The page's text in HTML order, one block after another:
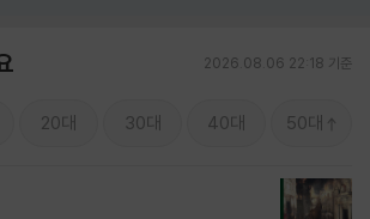
2026.08.06 22:18 기준
20대 30대 40대 50대